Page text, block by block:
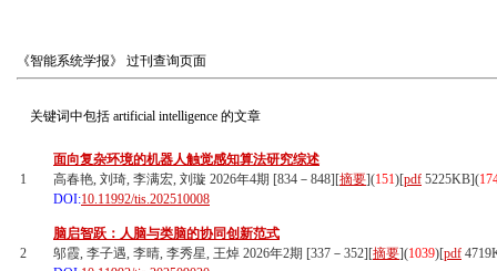
《智能系统学报》 过刊查询页面
关键词中包括 artificial intelligence 的文章
1
面向复杂环境的机器人触觉感知算法研究综述
高春艳, 刘琦, 李满宏, 刘璇 2026年4期 [834－848][摘要](151)[pdf 5225KB](
DOI:10.11992/tis.202510008
2
脑启智跃：人脑与类脑的协同创新范式
邬霞, 李子遇, 李晴, 李秀星, 王焯 2026年2期 [337－352][摘要](1039)[pdf